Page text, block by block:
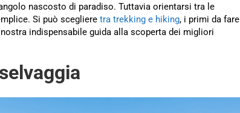
nascosto di paradiso. Tuttavia orientarsi tra le
Si può scegliere tra trekking e hiking, i primi da fare
indispensabile guida alla scoperta dei migliori